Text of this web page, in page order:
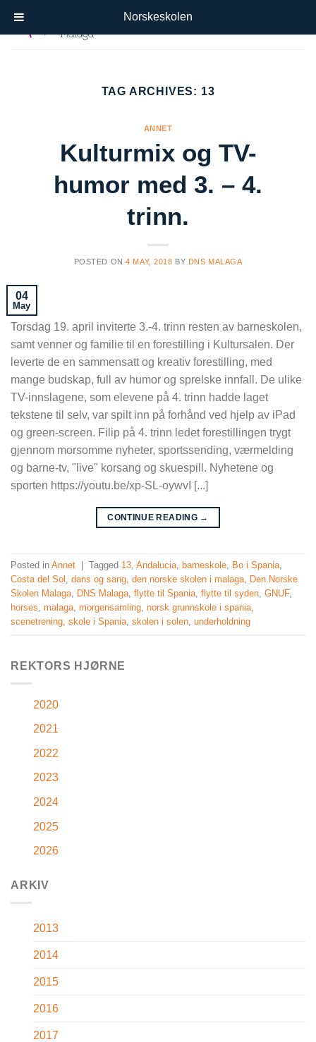
TAG ARCHIVES: 13
ANNET
Kulturmix og TV-
humor med 3. – 4.
trinn.
POSTED ON4 MAY, 2018 BY DNS MALAGA
04
May
Torsdag 19. april inviterte 3.-4. trinn resten av barneskolen,
samt venner og familie til en forestilling i Kultursalen. Der
leverte de en sammensatt og kreativ forestilling, med
mange budskap, full av humor og sprelske innfall. De ulike
TV-innslagene, som elevene på 4. trinn hadde laget
tekstene til selv, var spilt inn på forhånd ved hjelp av iPad
og green-screen. Filip på 4. trinn ledet forestillingen trygt
gjennom morsomme nyheter, sportssending, værmelding
og barne-tv, "live" korsang og skuespill. Nyhetene og
sporten https://youtu.be/xp-SL-oywvI [...]
CONTINUE READING →
Posted in Annet Tagged 13, Andalucia, barneskole, Bo i Spania,
Costa del Sol , dans og sang, den norske skolen i malaga, Den Norske
Skolen Malaga, DNS Malaga, flytte til Spania, flytte til syden, GNUF,
horses, malaga, morgensamling, norsk grunnskole i spania,
scenetrening, skole i Spania, skolen i solen, underholdning
REKTORS HJØRNE
2020
2021
2022
2023
2024
2025
2026
ARKIV
2013
2014
2015
2016
2017
Norskeskolen